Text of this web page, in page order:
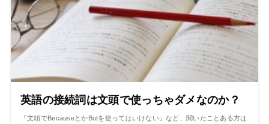
英語の接続詞は文頭で使っちゃダメなのか？
『文頭でBecauseとかButを使ってはいけない』など、聞いたことある方は